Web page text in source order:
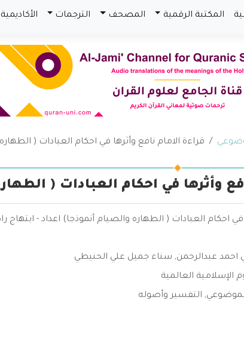
المكتبة الرقمية المصحف الترجمات الأكاديمية
قراءة الامام نافع وأثرها في احكام العبادات (
وأثرها في احكام العبادات (
في احكام العبادات ( الطهاره والصيام أنموذجا) اعداد -
احمد عبدالرحمن, سناء جميل علي الحنيطي
الإسلامية العالمية
, التفسير وأصوله